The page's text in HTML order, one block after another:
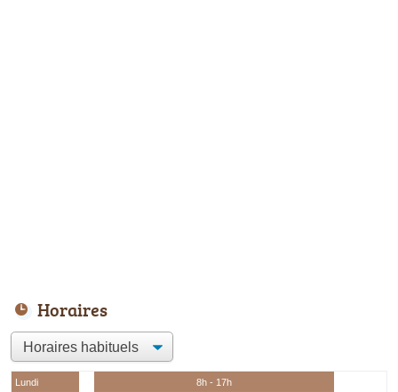
Horaires
Lundi
8h - 17h